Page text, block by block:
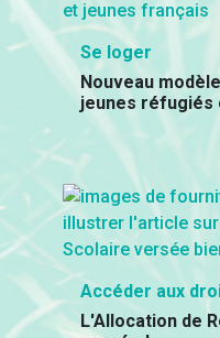
Se loger
Nouveau
jeunes réfugiés
Accéder aux
L'Allocation de